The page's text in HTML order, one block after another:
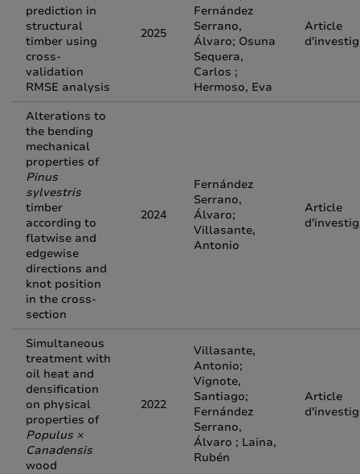
prediction in
structural
timber using
cross-
validation
RMSE analysis
2025
Fernández
Serrano,
Álvaro; Osuna
Sequera,
Carlos ;
Hermoso, Eva
Article
Alterations to
the bending
mechanical
properties of
Pinus
sylvestris
timber
according to
flatwise and
edgewise
directions and
knot position
in the cross-
section
2024
Fernández
Serrano,
Álvaro;
Villasante,
Antonio
Article
Simultaneous
treatment with
oil heat and
densification
on physical
properties of
Populus ×
Canadensis
wood
2022
Villasante,
Antonio;
Vignote,
Santiago;
Fernández
Serrano,
Álvaro ; Laina,
Rubén
Article